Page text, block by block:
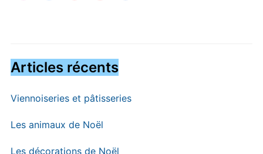
Articles récents
Viennoiseries et pâtisseries
Les animaux de Noël
Les décorations de Noël